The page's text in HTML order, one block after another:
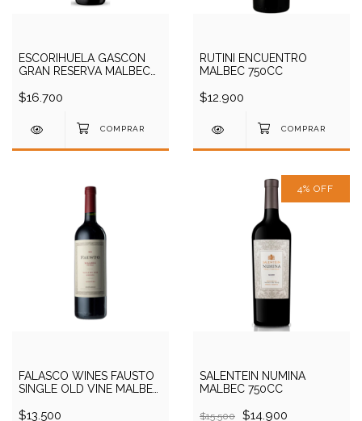
ESCORIHUELA GASCON
GRAN RESERVA MALBEC
$16.700
RUTINI ENCUENTRO
MALBEC 750CC
$12.900
FALASCO WINES FAUSTO
SINGLE OLD VINE MALBEC
$13.500
4% OFF
SALENTEIN NUMINA
MALBEC 750CC
$15.500 $14.900